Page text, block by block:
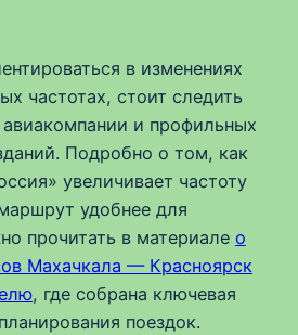
в изменениях
частотах, стоит следить
и профильных
Подробно о том, как
увеличивает частоту
удобнее для
прочитать в материале о
Махачкала — Красноярск
, где собрана ключевая
поездок.